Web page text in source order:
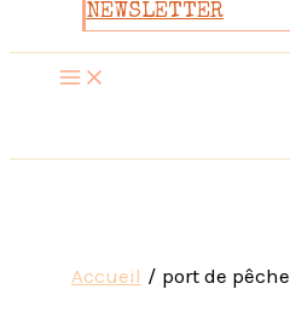
NEWSLETTER
Accueil port de pêche